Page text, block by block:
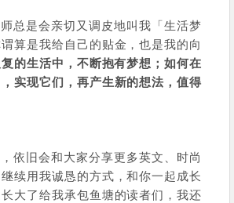
总是会亲切又调皮地叫我「生活梦
算是我给自己的贴金，也是我的向
的生活中，不断抱有梦想；如何在
实现它们，再产生新的想法，值得
依旧会和大家分享更多英文、时尚
续用我诚恳的方式，和你一起成长
长大了给我承包鱼塘的读者们，我还